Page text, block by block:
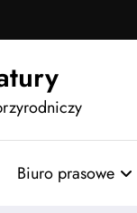
Biuro prasowe